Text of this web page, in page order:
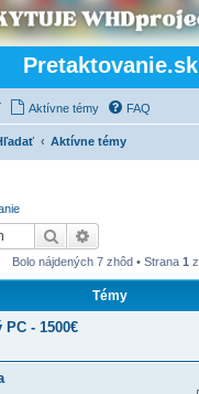
Pretaktovanie.sk
Aktívne témy FAQ
Aktívne témy
Hľadať
Bolo nájdených 7 zhôd • Strana 1 z
Témy
- 1500€